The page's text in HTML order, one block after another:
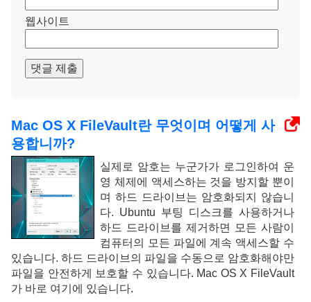
웹사이트
댓글 제출
Mac OS X FileVault란 무엇이며 어떻게 사
용합니까?
실제로 암호는 누군가가 로그인하여 운
영 체제에 액세스하는 것을 방지할 뿐이
며 하드 드라이브는 암호화되지 않습니
다. Ubuntu 부팅 디스크를 사용하거나
하드 드라이브를 제거하면 모든 사람이
컴퓨터의 모든 파일에 계속 액세스할 수
있습니다. 하드 드라이브의 파일을 수동으로 암호화해야만
파일을 안전하게 보호할 수 있습니다. Mac OS X FileVault
가 바로 여기에 있습니다.